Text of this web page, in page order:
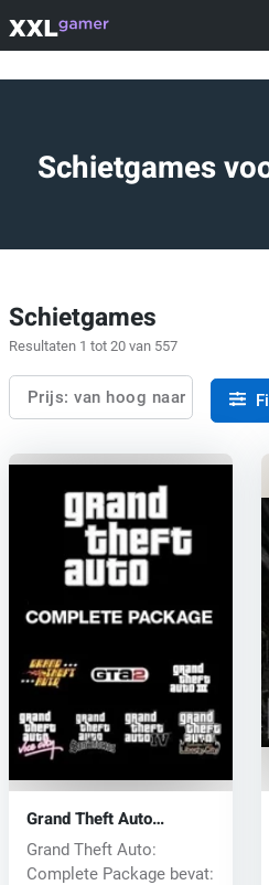
Schietgames
Schietgames
Resultaten 1 tot 20 van 557
Prijs: van hoog naar laag
Grand Theft Auto
Complete Package (PC)
CD key
Grand Theft Auto:
Complete Package bevat: